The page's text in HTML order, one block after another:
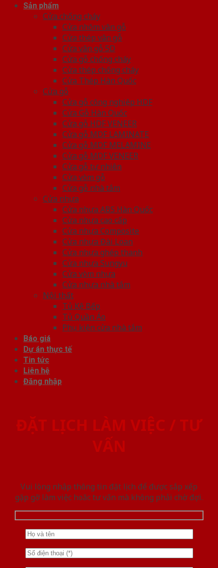
Sản phẩm
Cửa chống cháy
Cửa nhôm vân gỗ
Cửa thép vân gỗ
Cửa vân gỗ 5D
Cửa gỗ chống cháy
Cửa thép chống cháy
Cửa Thép Hàn Quốc
Cửa gỗ
Cửa gỗ công nghiệp HDF
Cửa Gỗ Hàn Quốc
Cửa gỗ HDF VENEER
Cửa gỗ MDF LAMINATE
Cửa gỗ MDF MELAMINE
Cửa gỗ MDF VENEER
Cửa gỗ tự nhiên
Cửa vòm gỗ
Cửa gỗ nhà tắm
Cửa nhựa
Cửa nhựa ABS Hàn Quốc
Cửa nhựa cao cấp
Cửa nhựa Composite
Cửa nhựa Đài Loan
Cửa nhựa ghép thanh
Cửa nhựa Sungyu
Cửa vòm nhựa
Cửa nhựa nhà tắm
Nội thất
Tủ Kệ Bếp
Tủ Quần Áo
Phụ kiện cửa nhà tắm
Báo giá
Dự án thực tế
Tin tức
Liên hệ
Đăng nhập
ĐẶT LỊCH LÀM VIỆC / TƯ
VẤN
Vui lòng nhập thông tin đặt lịch để được sắp xếp
gặp gỡ làm việc hoăc tư vấn mà không phải chờ đợi.